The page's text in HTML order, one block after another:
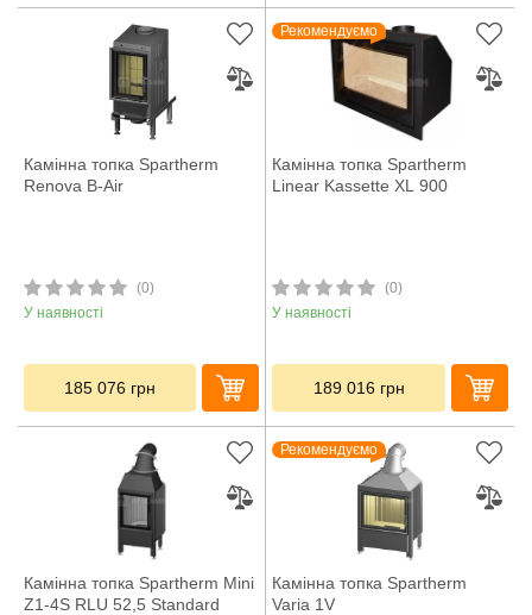
Камінна топка Spartherm
Renova B-Air
(0)
У наявності
185 076 грн
Рекомендуємо
Камінна топка Spartherm
Linear Kassette XL 900
(0)
У наявності
189 016 грн
Камінна топка Spartherm Mini
Z1-4S RLU 52,5 Standard
Рекомендуємо
Камінна топка Spartherm
Varia 1V